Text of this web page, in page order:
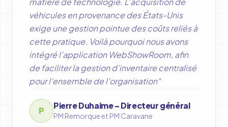
véhicules en provenance des États-Unis
exige une gestion pointue des coûts reliés à
cette pratique. Voilà pourquoi nous avons
intégré l’application WebShowRoom, afin
de faciliter la gestion d’inventaire centralisé
pour l’ensemble de l’organisation"
P Pierre Duhaime – Directeur général
PM Remorque et PM Caravane